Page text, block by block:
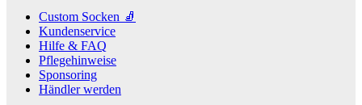
Produktseite
gewählt
werden
Custom Socken 🧦
Kundenservice
Hilfe & FAQ
Pflegehinweise
Sponsoring
Händler werden